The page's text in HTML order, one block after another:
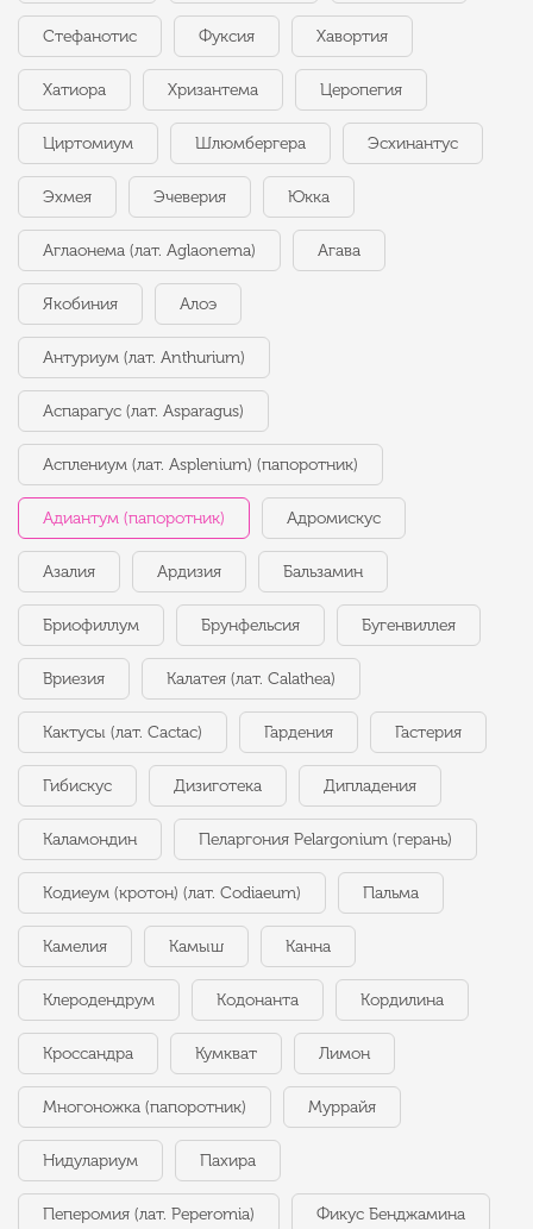
Стефанотис Фуксия Хавортия
Хатиора Хризантема Церопегия
Циртомиум Шлюмбергера Эсхинантус
Эхмея Эчеверия Юкка
Аглаонема (лат. Aglaonema) Агава
Якобиния Алоэ
Антуриум (лат. Anthurium)
Аспарагус (лат. Asparagus)
Асплениум (лат. Asplenium) (папоротник)
Адиантум (папоротник) Адромискус
Азалия Ардизия Бальзамин
Бриофиллум Брунфельсия Бугенвиллея
Вриезия Калатея (лат. Calathea)
Кактусы (лат. Cactac) Гардения Гастерия
Гибискус Дизиготека Дипладения
Каламондин Пеларгония Pelargonium (герань)
Кодиеум (кротон) (лат. Codiaeum) Пальма
Камелия Камыш Канна
Клеродендрум Кодонанта Кордилина
Кроссандра Кумкват Лимон
Многоножка (папоротник) Муррайя
Нидулариум Пахира
Пеперомия (лат. Peperomia) Фикус Бенджамина